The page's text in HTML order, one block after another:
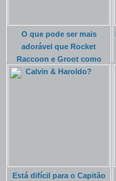
O que pode ser mais
adorável que Rocket
Raccoon e Groot como
Calvin & Haroldo?
Está difícil para o Capitão